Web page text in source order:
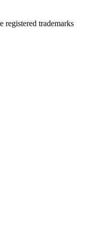
registered trademarks